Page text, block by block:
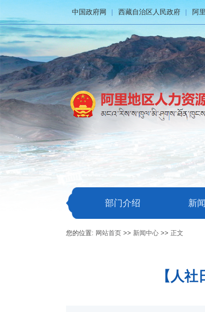
中国政府网 西藏自治区人民政府 阿
部门介绍 新
您的位置: 网站首页 >> 新闻中心 >>正文
【人